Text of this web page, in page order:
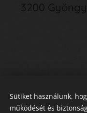
3200
Sütiket használunk,
működését és